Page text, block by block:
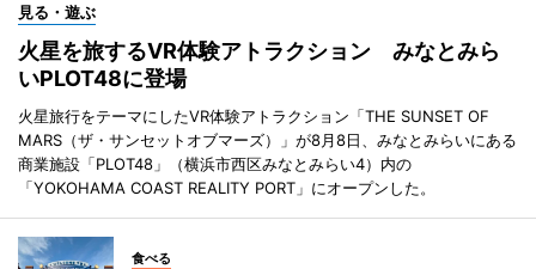
見る・遊ぶ
火星を旅するVR体験アトラクション みなとみら
いPLOT48に登場
火星旅行をテーマにしたVR体験アトラクション「THE SUNSET OF
MARS（ザ・サンセットオブマーズ）」が8月8日、みなとみらいにある
商業施設「PLOT48」（横浜市西区みなとみらい4）内の
「YOKOHAMA COAST REALITY PORT」にオープンした。
食べる